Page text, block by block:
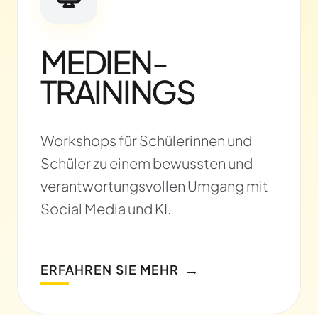
MEDIEN-
TRAININGS
Workshops für Schülerinnen und
Schüler zu einem bewussten und
verantwortungsvollen Umgang mit
Social Media und KI.
ERFAHREN SIE MEHR →